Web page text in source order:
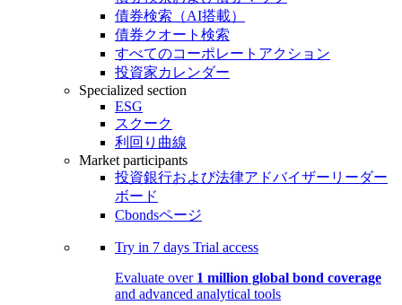
債券検索（AI搭載）
債券クオート検索
すべてのコーポレートアクション
投資家カレンダー
Specialized section
ESG
スクーク
利回り曲線
Market participants
投資銀行および法律アドバイザーリーダー
ボード
Cbondsページ
Try in 7 days Trial access
Evaluate over 1 million global bond coverage
and advanced analytical tools